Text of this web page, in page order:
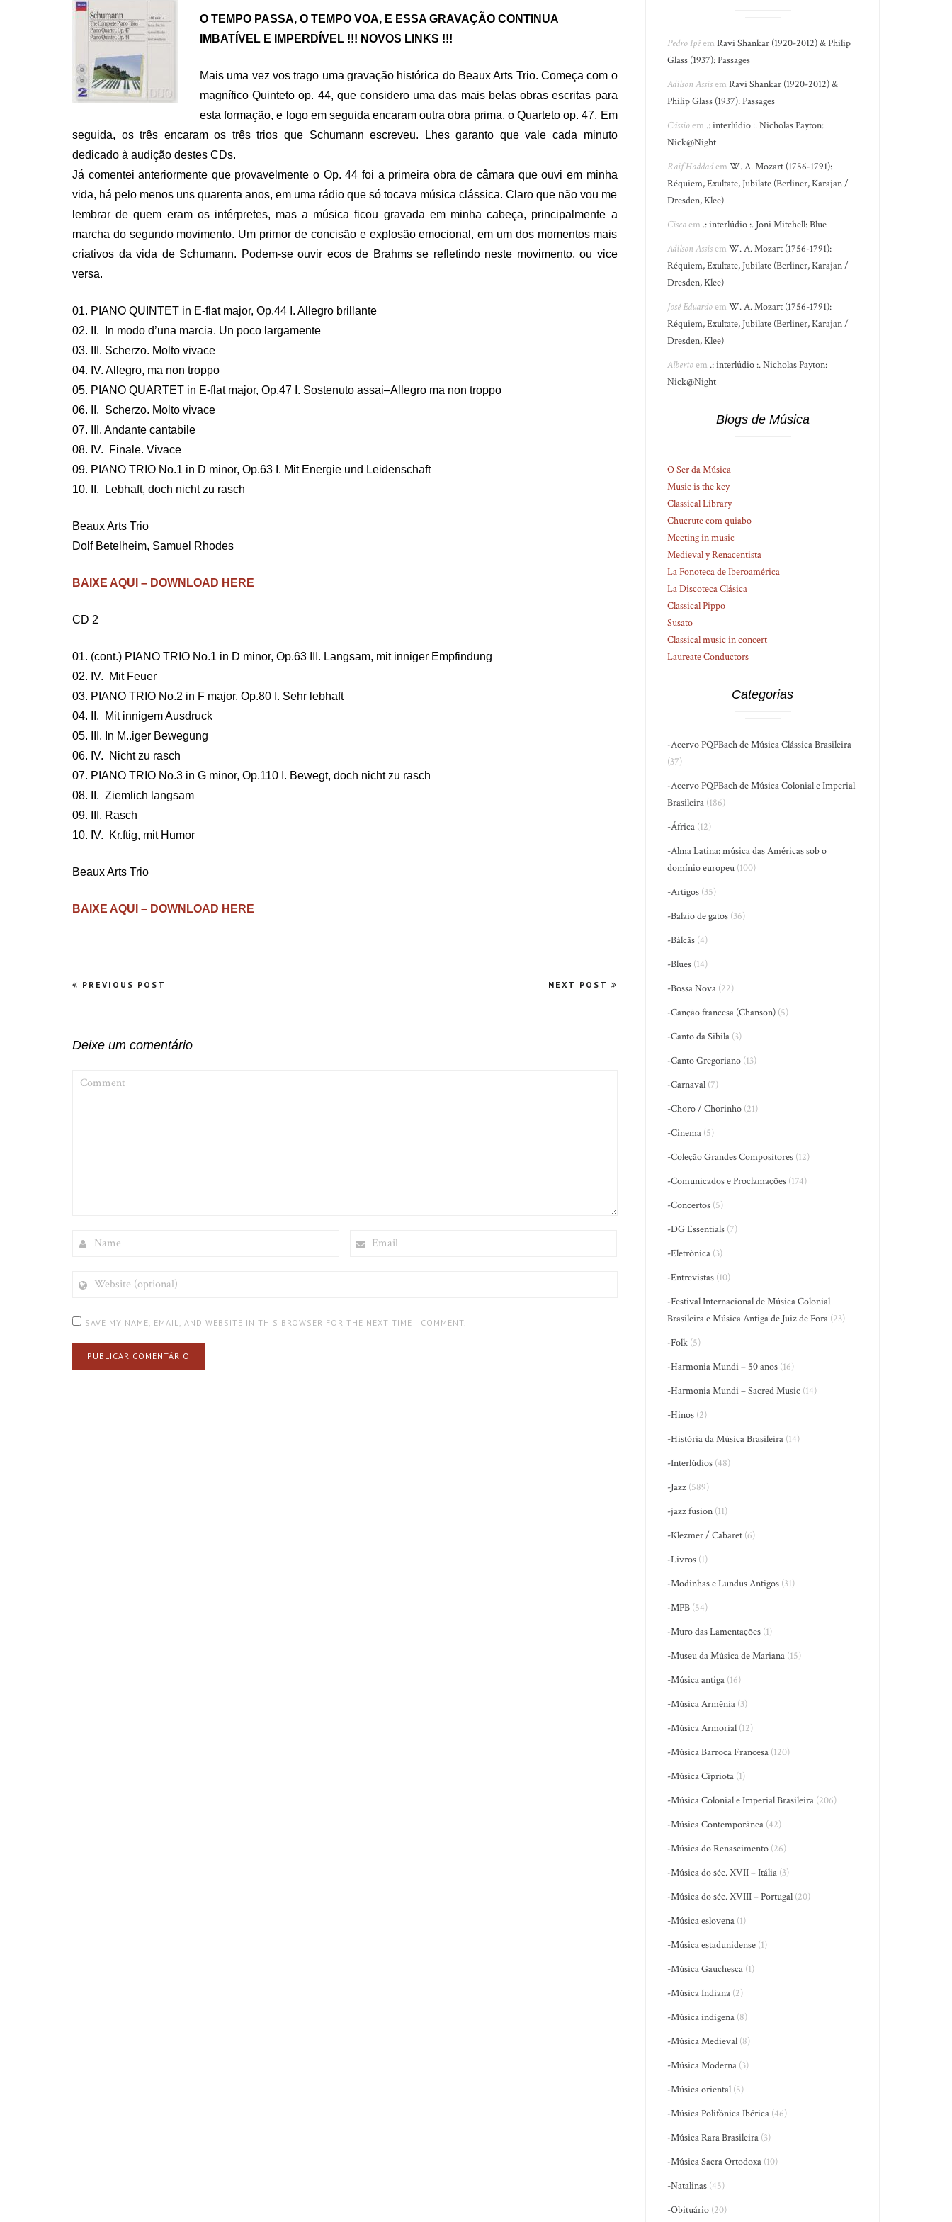
O TEMPO PASSA, O TEMPO VOA, E ESSA GRAVAÇÃO CONTINUA
IMBATÍVEL E IMPERDÍVEL !!! NOVOS LINKS !!!
Mais uma vez vos trago uma gravação histórica do Beaux Arts Trio. Começa com o
magnífico Quinteto op. 44, que considero uma das mais belas obras escritas para
esta formação, e logo em seguida encaram outra obra prima, o Quarteto op. 47. Em
seguida, os três encaram os três trios que Schumann escreveu. Lhes garanto que vale cada minuto
dedicado à audição destes CDs.
Já comentei anteriormente que provavelmente o Op. 44 foi a primeira obra de câmara que ouvi em minha
vida, há pelo menos uns quarenta anos, em uma rádio que só tocava música clássica. Claro que não vou me
lembrar de quem eram os intérpretes, mas a música ficou gravada em minha cabeça, principalmente a
marcha do segundo movimento. Um primor de concisão e explosão emocional, em um dos momentos mais
criativos da vida de Schumann. Podem-se ouvir ecos de Brahms se refletindo neste movimento, ou vice
versa.
01. PIANO QUINTET in E-flat major, Op.44 I. Allegro brillante
02. II. In modo d’una marcia. Un poco largamente
03. III. Scherzo. Molto vivace
04. IV. Allegro, ma non troppo
05. PIANO QUARTET in E-flat major, Op.47 I. Sostenuto assai–Allegro ma non troppo
06. II. Scherzo. Molto vivace
07. III. Andante cantabile
08. IV. Finale. Vivace
09. PIANO TRIO No.1 in D minor, Op.63 I. Mit Energie und Leidenschaft
10. II. Lebhaft, doch nicht zu rasch
Beaux Arts Trio
Dolf Betelheim, Samuel Rhodes
BAIXE AQUI – DOWNLOAD HERE
CD 2
01. (cont.) PIANO TRIO No.1 in D minor, Op.63 III. Langsam, mit inniger Empfindung
02. IV. Mit Feuer
03. PIANO TRIO No.2 in F major, Op.80 I. Sehr lebhaft
04. II. Mit innigem Ausdruck
05. III. In M..iger Bewegung
06. IV. Nicht zu rasch
07. PIANO TRIO No.3 in G minor, Op.110 I. Bewegt, doch nicht zu rasch
08. II. Ziemlich langsam
09. III. Rasch
10. IV. Kr.ftig, mit Humor
Beaux Arts Trio
BAIXE AQUI – DOWNLOAD HERE
Navegação
PREVIOUS POST NEXT POST
Deixe um comentário
(OPTIONAL)
SAVE MY NAME, EMAIL, AND WEBSITE IN THIS BROWSER FOR THE NEXT TIME I COMMENT.
Pedro IpêemRavi Shankar (1920-2012) & Philip
Glass (1937): Passages
Adilson AssisemRavi Shankar (1920-2012) &
Philip Glass (1937): Passages
Cássioem .: interlúdio :. Nicholas Payton:
Nick@Night
Raif HaddademW. A. Mozart (1756-1791):
Réquiem, Exultate, Jubilate (Berliner, Karajan /
Dresden, Klee)
Ciscoem .: interlúdio :. Joni Mitchell: Blue
Adilson AssisemW. A. Mozart (1756-1791):
Réquiem, Exultate, Jubilate (Berliner, Karajan /
Dresden, Klee)
José EduardoemW. A. Mozart (1756-1791):
Réquiem, Exultate, Jubilate (Berliner, Karajan /
Dresden, Klee)
Albertoem .: interlúdio :. Nicholas Payton:
Nick@Night
Blogs de Música
O Ser da Música
Music is the key
Classical Library
Chucrute com quiabo
Meeting in music
Medieval y Renacentista
La Fonoteca de Iberoamérica
La Discoteca Clásica
Classical Pippo
Susato
Classical music in concert
Laureate Conductors
Categorias
-Acervo PQPBach de Música Clássica Brasileira
(37)
-Acervo PQPBach de Música Colonial e Imperial
Brasileira (186)
-África (12)
-Alma Latina: música das Américas sob o
domínio europeu (100)
-Artigos (35)
-Balaio de gatos (36)
-Bálcãs (4)
-Blues (14)
-Bossa Nova (22)
-Canção francesa (Chanson) (5)
-Canto da Sibila (3)
-Canto Gregoriano (13)
-Carnaval (7)
-Choro / Chorinho (21)
-Cinema (5)
-Coleção Grandes Compositores (12)
-Comunicados e Proclamações (174)
-Concertos (5)
-DG Essentials (7)
-Eletrônica (3)
-Entrevistas (10)
-Festival Internacional de Música Colonial
Brasileira e Música Antiga de Juiz de Fora (23)
-Folk (5)
-Harmonia Mundi – 50 anos (16)
-Harmonia Mundi – Sacred Music (14)
-Hinos (2)
-História da Música Brasileira (14)
-Interlúdios (48)
-Jazz (589)
-jazz fusion (11)
-Klezmer / Cabaret (6)
-Livros (1)
-Modinhas e Lundus Antigos (31)
-MPB (54)
-Muro das Lamentações (1)
-Museu da Música de Mariana (15)
-Música antiga (16)
-Música Armênia (3)
-Música Armorial (12)
-Música Barroca Francesa (120)
-Música Cipriota (1)
-Música Colonial e Imperial Brasileira (206)
-Música Contemporânea (42)
-Música do Renascimento (26)
-Música do séc. XVII – Itália (3)
-Música do séc. XVIII – Portugal (20)
-Música eslovena (1)
-Música estadunidense (1)
-Música Gauchesca (1)
-Música Indiana (2)
-Música indígena (8)
-Música Medieval (8)
-Música Moderna (3)
-Música oriental (5)
-Música Polifônica Ibérica (46)
-Música Rara Brasileira (3)
-Música Sacra Ortodoxa (10)
-Natalinas (45)
-Obituário (20)